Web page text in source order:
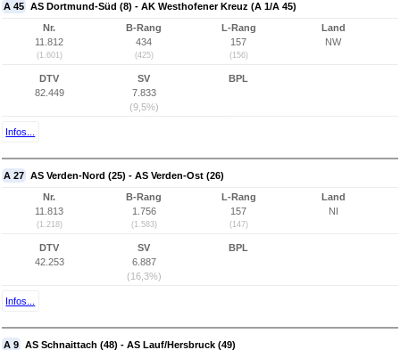
A 45 AS Dortmund-Süd (8) - AK Westhofener Kreuz (A 1/A 45)
Nr.
11.812
(1.601)
B-Rang
434
(425)
L-Rang
157
(156)
Land
NW
DTV
82.449
SV
7.833
(9,5%)
BPL
Infos...
A 27 AS Verden-Nord (25) - AS Verden-Ost (26)
Nr.
11.813
(1.218)
B-Rang
1.756
(1.583)
L-Rang
157
(147)
Land
NI
DTV
42.253
SV
6.887
(16,3%)
BPL
Infos...
A 9 AS Schnaittach (48) - AS Lauf/Hersbruck (49)